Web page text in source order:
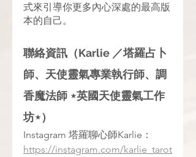
式來引導你更多內心深處的最高版
本的自己。
聯絡資訊（Karlie ／塔羅占卜
師、天使靈氣專業執行師、調
香魔法師 ⋆英國天使靈氣工作
坊⋆）
Instagram 塔羅聊心師Karlie：
https://instagram.com/karlie_tarot